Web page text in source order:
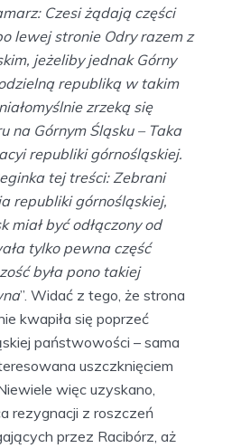
Czesi żądają części
lewej stronie Odry razem z
jeżeliby jednak Górny
republiką w takim
zrzeką się
na Górnym Śląsku – Taka
republiki górnośląskiej.
tej treści: Zebrani
republiki górnośląskiej,
miał być odłączony od
tylko pewna część
była pono takiej
”. Widać z tego, że strona
kwapiła się poprzeć
państwowości – sama
uszczknięciem
więc uzyskano,
rezygnacji z roszczeń
przez Racibórz, aż